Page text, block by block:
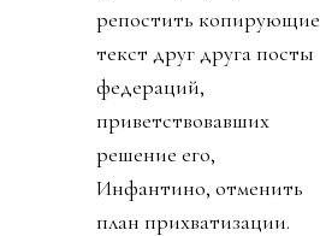
репостить копирующие
текст друг друга посты
федераций,
приветствовавших
решение его,
Инфантино, отменить
план прихватизации.